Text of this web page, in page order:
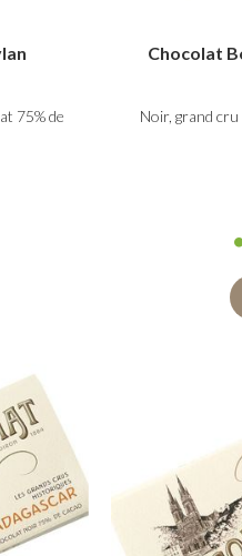
75% de
Chocolat
Noir, grand